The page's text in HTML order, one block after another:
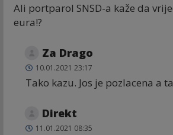
Ali portparol SNSD-a kaže da
eura!?
Za Drago
10.01.2021 23:17
Tako kazu. Jos je pozlacena a
Direkt
11.01.2021 08:35